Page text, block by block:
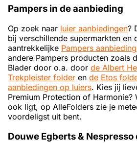
Pampers in de aanbieding
Op zoek naar luier aanbiedingen?
bij verschillende supermarkten en
aantrekkelijke Pampers
andere Pampers producten zoals
Blader door o.a. door de Albert
Trekpleister folder en de Etos
aanbiedingen op luiers. Kies jij
Premium Protection of Harmonie?
ook ligt, op AlleFolders zie je
voordeligst uit bent.
Douwe Egberts & Nespresso